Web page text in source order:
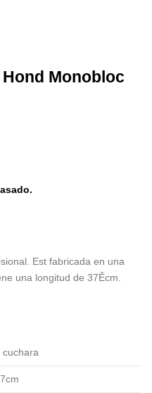
Monobloc
Est fabricada en una
una longitud de 37Êcm.
cuchara